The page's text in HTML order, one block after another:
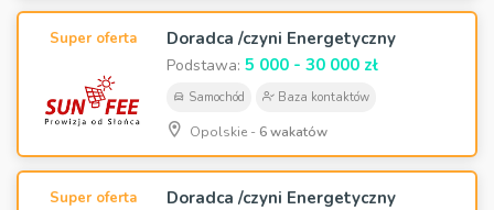
Super oferta Doradca /czyni Energetyczny
Podstawa: 5 000 - 30 000 zł
Samochód Baza kontaktów
Opolskie - 6 wakatów
Super oferta Doradca /czyni Energetyczny